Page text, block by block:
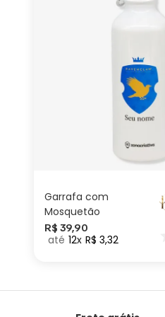
Garrafa com
Mosquetão
Personalizada
Corvinal – Harry
R$ 39,90
12 R$ 3,32
ADICIONAR AO